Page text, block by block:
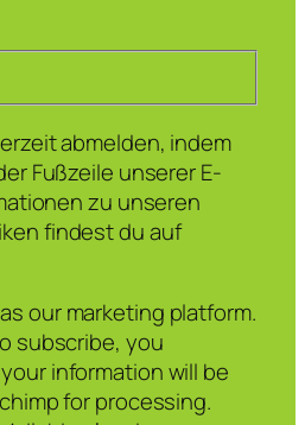
abmelden, indem
Fußzeile unserer E-
zu unseren
findest du auf
our marketing platform.
subscribe, you
information will be
for processing.